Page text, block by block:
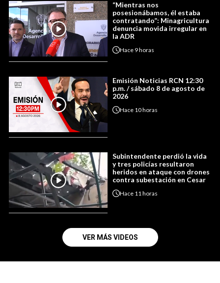
“Mientras nos
posesionábamos, él estaba
contratando”: Minagricultura
denuncia movida irregular en
la ADR
Hace 9 horas
Emisión Noticias RCN 12:30
p.m. / sábado 8 de agosto de
2026
Hace 10 horas
Subintendente perdió la vida
y tres policías resultaron
heridos en ataque con drones
contra subestación en Cesar
Hace 11 horas
VER MÁS VIDEOS